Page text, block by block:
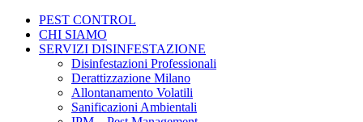
PEST CONTROL
CHI SIAMO
SERVIZI DISINFESTAZIONE
Disinfestazioni Professionali
Derattizzazione Milano
Allontanamento Volatili
Sanificazioni Ambientali